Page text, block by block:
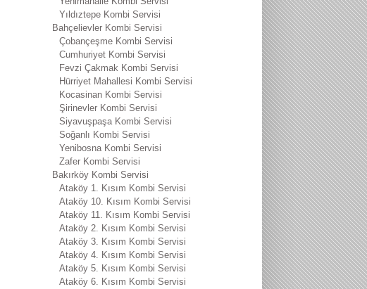
Yıldıztepe Kombi Servisi
Bahçelievler Kombi Servisi
Çobançeşme Kombi Servisi
Cumhuriyet Kombi Servisi
Fevzi Çakmak Kombi Servisi
Hürriyet Mahallesi Kombi Servisi
Kocasinan Kombi Servisi
Şirinevler Kombi Servisi
Siyavuşpaşa Kombi Servisi
Soğanlı Kombi Servisi
Yenibosna Kombi Servisi
Zafer Kombi Servisi
Bakırköy Kombi Servisi
Ataköy 1. Kısım Kombi Servisi
Ataköy 10. Kısım Kombi Servisi
Ataköy 11. Kısım Kombi Servisi
Ataköy 2. Kısım Kombi Servisi
Ataköy 3. Kısım Kombi Servisi
Ataköy 4. Kısım Kombi Servisi
Ataköy 5. Kısım Kombi Servisi
Ataköy 6. Kısım Kombi Servisi